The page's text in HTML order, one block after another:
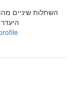
השתלות שיניים